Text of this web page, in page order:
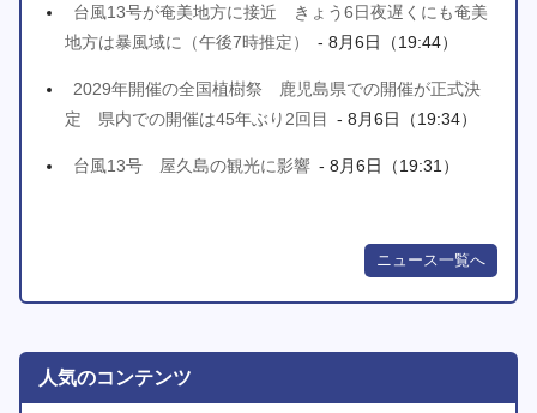
台風13号が奄美地方に接近 きょう6日夜遅くにも奄美
地方は暴風域に（午後7時推定）
- 8月6日（19:44）
2029年開催の全国植樹祭 鹿児島県での開催が正式決
定 県内での開催は45年ぶり2回目
- 8月6日（19:34）
台風13号 屋久島の観光に影響 - 8月6日（19:31）
ニュース一覧へ
人気のコンテンツ